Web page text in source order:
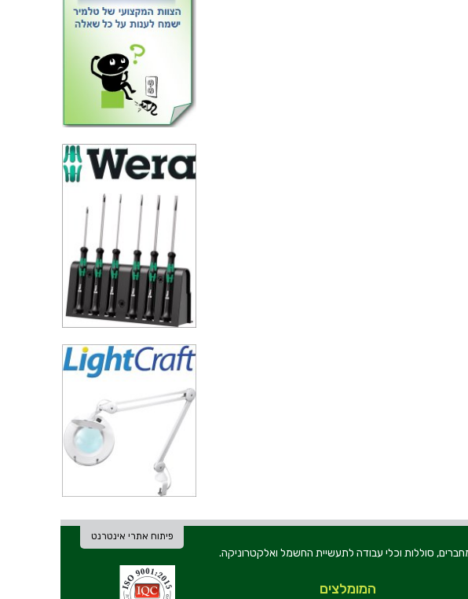
פיתוח אתרי אינטרנט
ציוד בדיקה, כבלים ומחברים, סוללות וכלי עבודה לתעשיית החשמל ואלקטרוניקה.
המומלצים